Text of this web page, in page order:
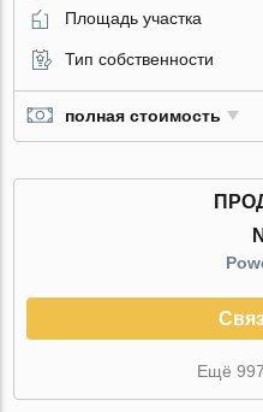
Площадь участка
Тип собственности
полная стоимость
Ещё